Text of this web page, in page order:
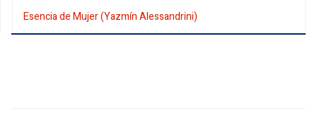
Esencia de Mujer (Yazmín Alessandrini)